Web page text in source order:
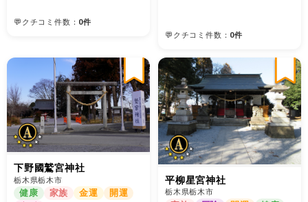
💬クチコミ件数： 0件
💬クチコミ件数： 0件
下野國鷲宮神社
栃木県栃木市
健康 家族 金運
開運
平柳星宮神社
栃木県栃木市